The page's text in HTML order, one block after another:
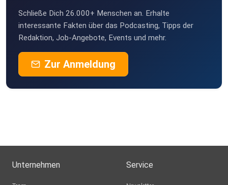
Schließe Dich 26.000+ Menschen an. Erhalte
interessante Fakten über das Podcasting, Tipps der
Redaktion, Job-Angebote, Events und mehr.
Zur Anmeldung
Unternehmen Service